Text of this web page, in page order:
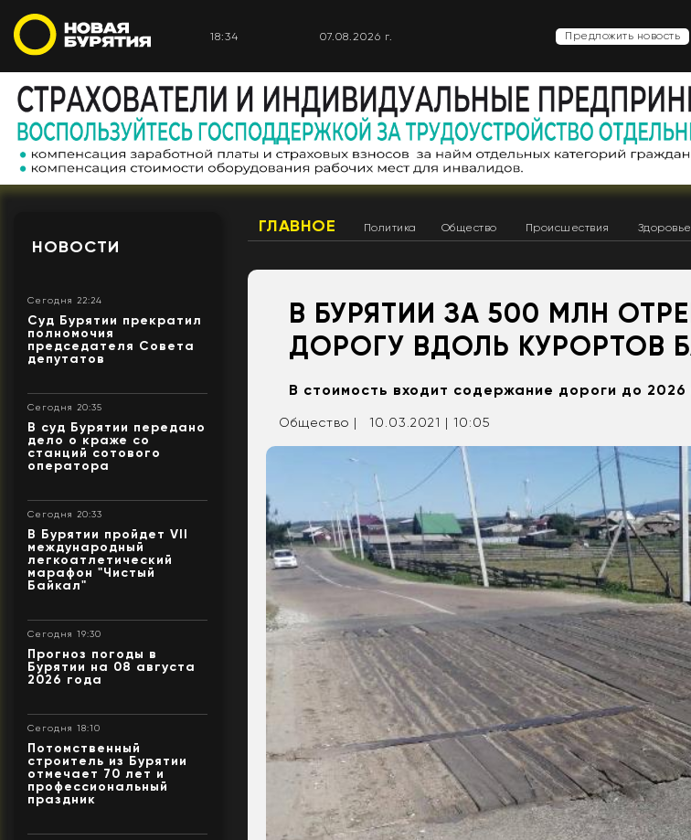
18:34 07.08.2026 г. Предложить новость
НОВОСТИ
Сегодня 22:24
Суд Бурятии прекратил
полномочия
председателя Совета
депутатов
Сегодня 20:35
В суд Бурятии передано
дело о краже со
станций сотового
оператора
Сегодня 20:33
В Бурятии пройдет VII
международный
легкоатлетический
марафон "Чистый
Байкал"
Сегодня 19:30
Прогноз погоды в
Бурятии на 08 августа
2026 года
Сегодня 18:10
Потомственный
строитель из Бурятии
отмечает 70 лет и
профессиональный
праздник
ГЛАВНОЕ Политика Общество Происшествия Здоровье
В БУРЯТИИ ЗА 500 МЛН
ДОРОГУ ВДОЛЬ КУРОРТОВ
В стоимость входит содержание дороги до 2026
Общество | 10.03.2021 | 10:05